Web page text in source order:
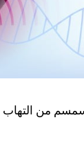
من التهاب